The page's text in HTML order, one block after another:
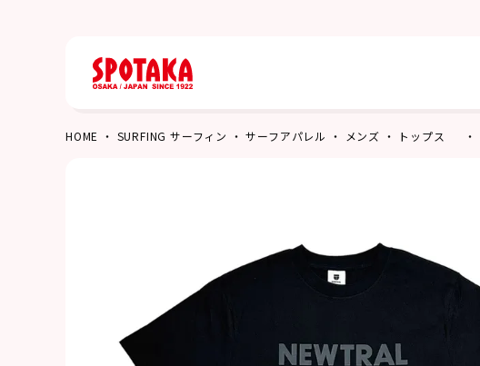
HOME SURFING サーフィン サーフアパレル メンズ トップス